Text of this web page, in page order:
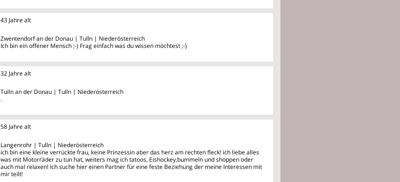
43 Jahre alt
Zwentendorf an der Donau | Tulln | Niederösterreich
Ich bin ein offener Mensch ;-) Frag einfach was du wissen möchtest ;-)
32 Jahre alt
Tulln an der Donau | Tulln | Niederösterreich
.
58 Jahre alt
Langenrohr | Tulln | Niederösterreich
ich bin eine kleine verrückte frau, keine Prinzessin aber das herz am rechten fleck! ich liebe alles
was mit Motorräder zu tun hat, weiters mag ich tatoos, Eishockey,bummeln und shoppen oder
auch mal relaxen! ich suche hier einen Partner für eine feste Beziehung der meine Interessen mit
mir teilt!